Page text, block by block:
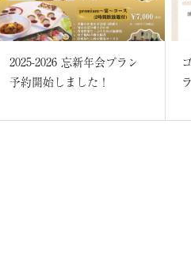
2025-2026 忘新年会プラン
予約開始しました！